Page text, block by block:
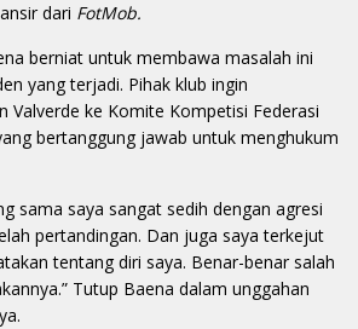
dari FotMob.
berniat untuk membawa masalah ini
yang terjadi. Pihak klub ingin
Valverde ke Komite Kompetisi Federasi
bertanggung jawab untuk menghukum
sama saya sangat sedih dengan agresi
pertandingan. Dan juga saya terkejut
tentang diri saya. Benar-benar salah
Tutup Baena dalam unggahan